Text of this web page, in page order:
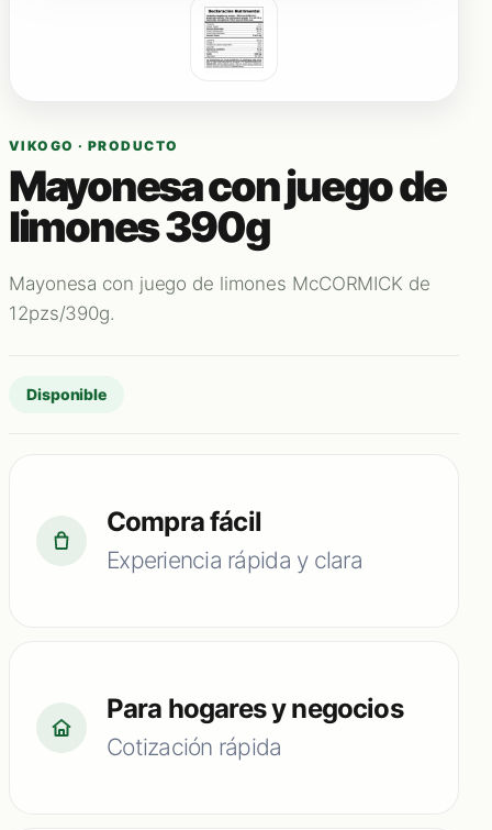
VIKOGO · PRODUCTO
Mayonesa con juego de
limones 390g
Mayonesa con juego de limones McCORMICK de
12pzs/390g.
Disponible
Compra fácil
Experiencia rápida y clara
Para hogares y negocios
Cotización rápida